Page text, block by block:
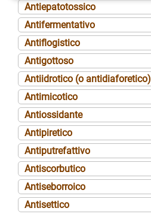
Antiepatotossico
Antifermentativo
Antiflogistico
Antigottoso
Antiidrotico (o antidiaforetico)
Antimicotico
Antiossidante
Antipiretico
Antiputrefattivo
Antiscorbutico
Antiseborroico
Antisettico